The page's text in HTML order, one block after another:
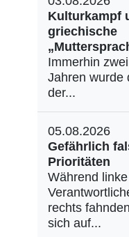
Kulturkampf
griechische
Immerhin
Jahren wurde
der...
05.08.2026
Gefährlich
Prioritäten
Während
rechts
sich auf...